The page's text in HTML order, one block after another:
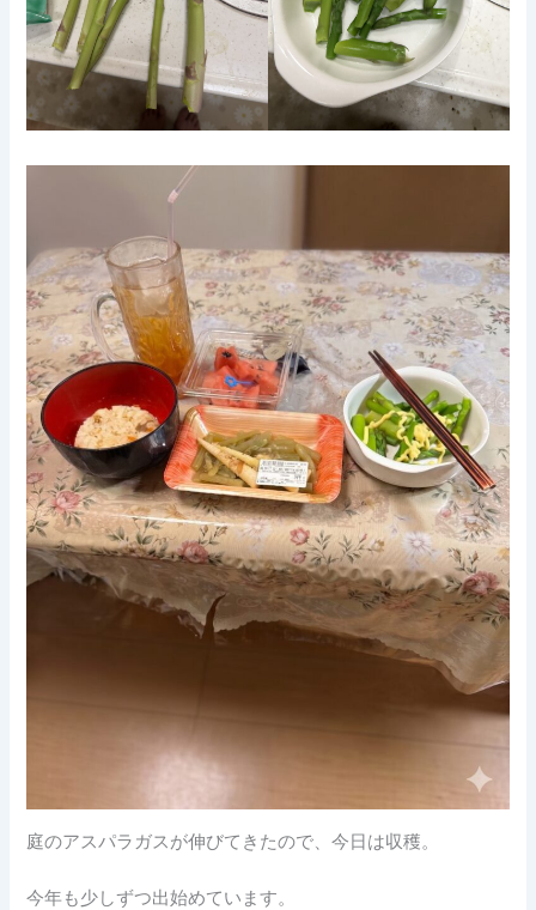
庭のアスパラガスが伸びてきたので、今日は収穫。
今年も少しずつ出始めています。